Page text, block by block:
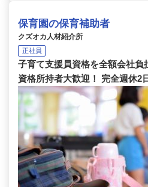
保育園の保育補助者
クズオカ人材紹介所
正社員
子育て支援員資格を全額会社負
資格所持者大歓迎！ 完全週休2